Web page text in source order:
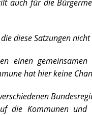
auch für die
diese Satzungen
einen
hat hier keine
die Kommunen